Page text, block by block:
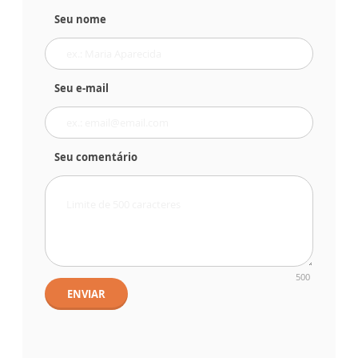
Seu nome
Seu e-mail
Seu comentário
500
ENVIAR